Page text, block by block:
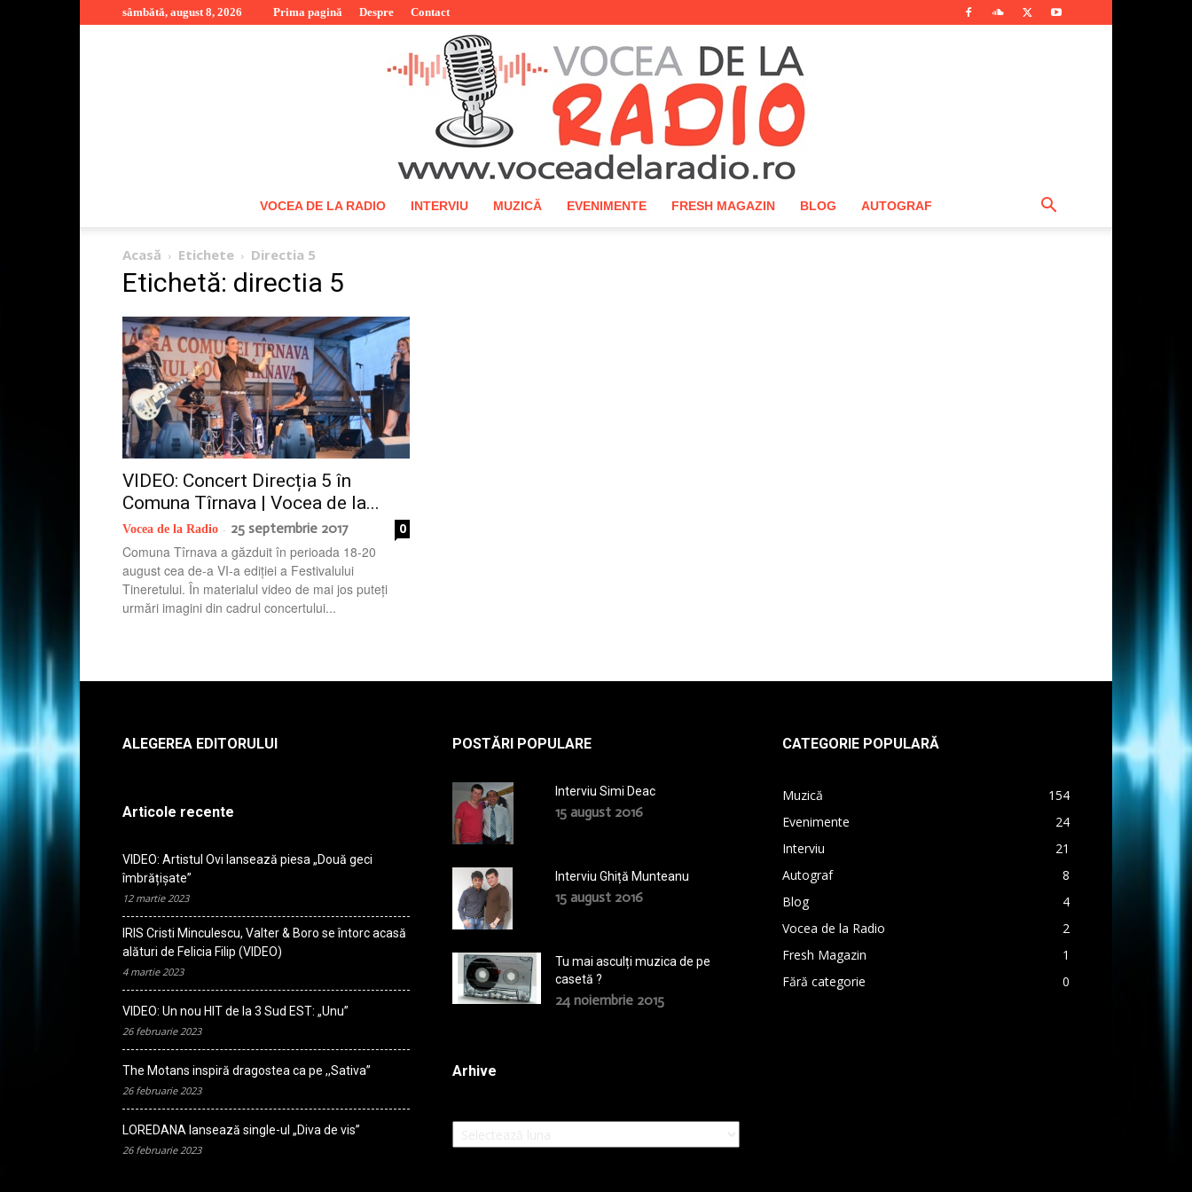
sâmbătă, august 8, 2026 Prima pagină Despre Contact
VOCEA DE LA RADIO INTERVIU MUZICĂ EVENIMENTE FRESH MAGAZIN BLOG AUTOGRAF
Acasă Etichete Directia 5
Etichetă: directia 5
VIDEO: Concert Direcția 5 în
Comuna Tîrnava | Vocea de la...
Vocea de la Radio - 25 septembrie 2017 0
Comuna Tîrnava a găzduit în perioada 18-20
august cea de-a VI-a ediției a Festivalului
Tineretului. În materialul video de mai jos puteți
urmări imagini din cadrul concertului...
ALEGEREA EDITORULUI
Articole recente
VIDEO: Artistul Ovi lansează piesa „Două geci
îmbrățișate”
12 martie 2023
IRIS Cristi Minculescu, Valter & Boro se întorc acasă
alături de Felicia Filip (VIDEO)
4 martie 2023
VIDEO: Un nou HIT de la 3 Sud EST: „Unu”
26 februarie 2023
The Motans inspiră dragostea ca pe ,,Sativa”
26 februarie 2023
LOREDANA lansează single-ul „Diva de vis”
26 februarie 2023
POSTĂRI POPULARE
Interviu Simi Deac
15 august 2016
Interviu Ghiță Munteanu
15 august 2016
Tu mai asculți muzica de pe
casetă ?
24 noiembrie 2015
Arhive
Arhive
CATEGORIE POPULARĂ
Muzică
154
Evenimente
24
Interviu
21
Autograf
8
Blog
4
Vocea de la Radio
2
Fresh Magazin
1
Fără categorie
0